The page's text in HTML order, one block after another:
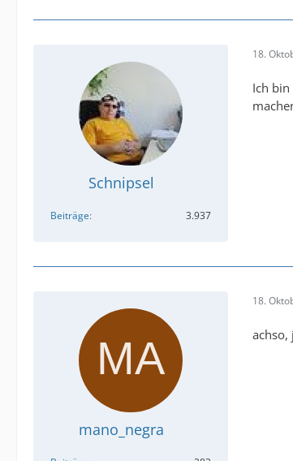
Schnipsel
Beiträge 3.937
18.
Ich
mano_negra
18.
achso,